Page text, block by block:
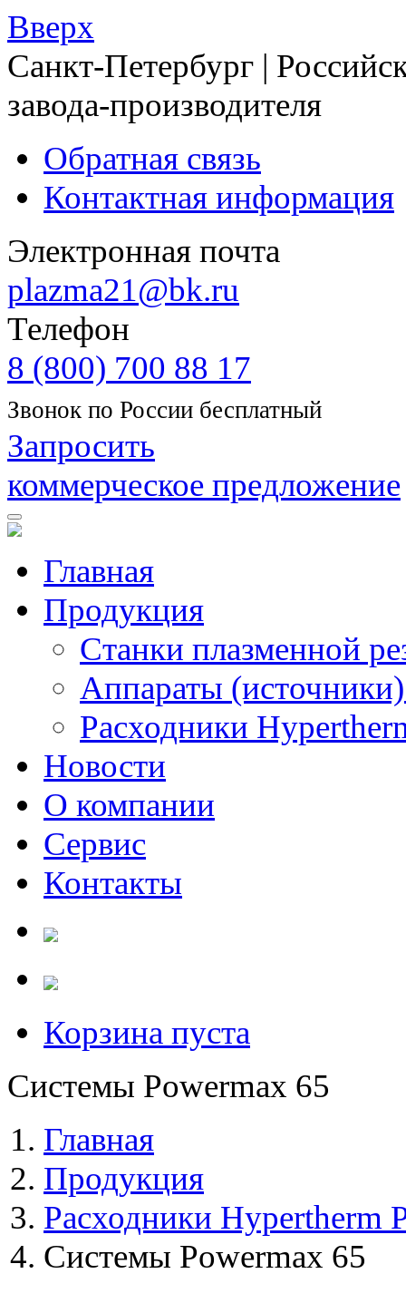
Вверх
Санкт-Петербург |
завода-производителя
Обратная связь
Контактная информация
Электронная почта
plazma21@bk.ru
Телефон
8 (800) 700 88 17
Звонок по России бесплатный
Запросить
коммерческое предложение
Главная
Продукция
Станки плазменной
Аппараты
Расходники
Новости
О компании
Сервис
Контакты
Корзина пуста
Системы Powermax 65
Главная
Продукция
Расходники Hypertherm
Системы Powermax 65